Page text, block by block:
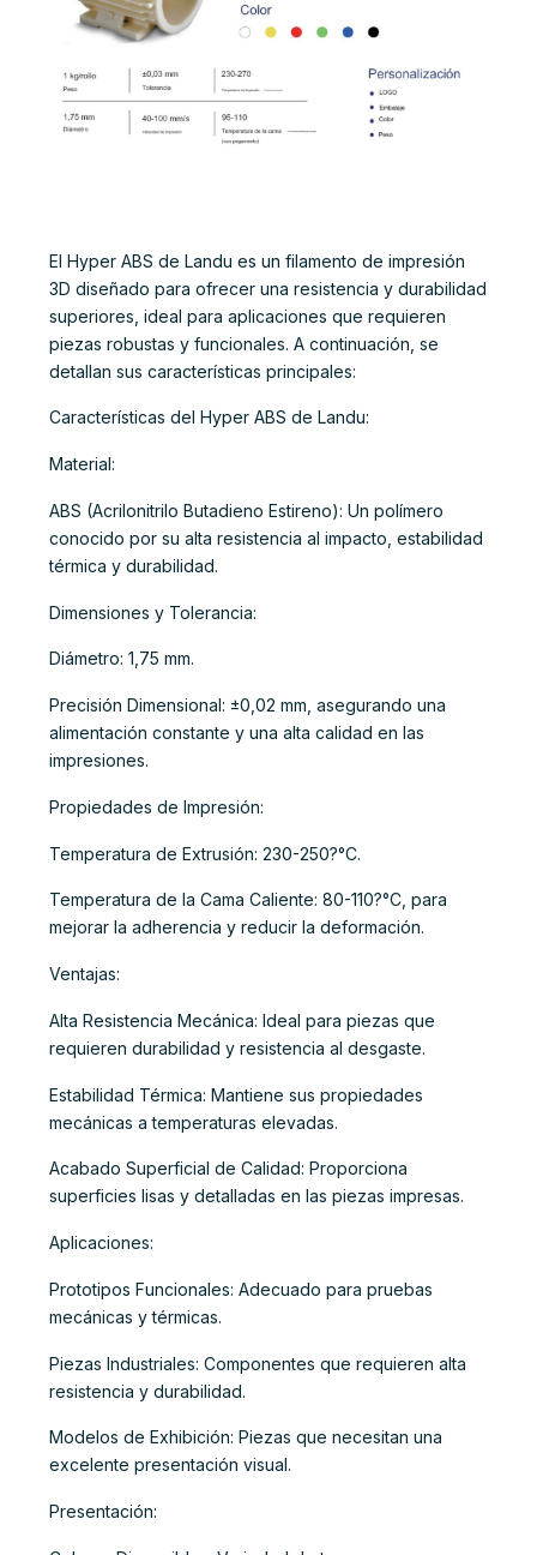
El Hyper ABS de Landu es un filamento de impresión
3D diseñado para ofrecer una resistencia y durabilidad
superiores, ideal para aplicaciones que requieren
piezas robustas y funcionales. A continuación, se
detallan sus características principales:
Características del Hyper ABS de Landu:
Material:
ABS (Acrilonitrilo Butadieno Estireno): Un polímero
conocido por su alta resistencia al impacto, estabilidad
térmica y durabilidad.
Dimensiones y Tolerancia:
Diámetro: 1,75 mm.
Precisión Dimensional: ±0,02 mm, asegurando una
alimentación constante y una alta calidad en las
impresiones.
Propiedades de Impresión:
Temperatura de Extrusión: 230-250?°C.
Temperatura de la Cama Caliente: 80-110?°C, para
mejorar la adherencia y reducir la deformación.
Ventajas:
Alta Resistencia Mecánica: Ideal para piezas que
requieren durabilidad y resistencia al desgaste.
Estabilidad Térmica: Mantiene sus propiedades
mecánicas a temperaturas elevadas.
Acabado Superficial de Calidad: Proporciona
superficies lisas y detalladas en las piezas impresas.
Aplicaciones:
Prototipos Funcionales: Adecuado para pruebas
mecánicas y térmicas.
Piezas Industriales: Componentes que requieren alta
resistencia y durabilidad.
Modelos de Exhibición: Piezas que necesitan una
excelente presentación visual.
Presentación: